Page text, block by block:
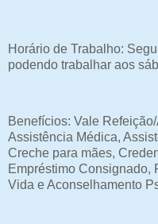
Horário de Trabalho:
podendo trabalhar aos
Benefícios: Vale
Assistência Médica,
Creche para mães,
Empréstimo Consignado,
Vida e Aconselhamento